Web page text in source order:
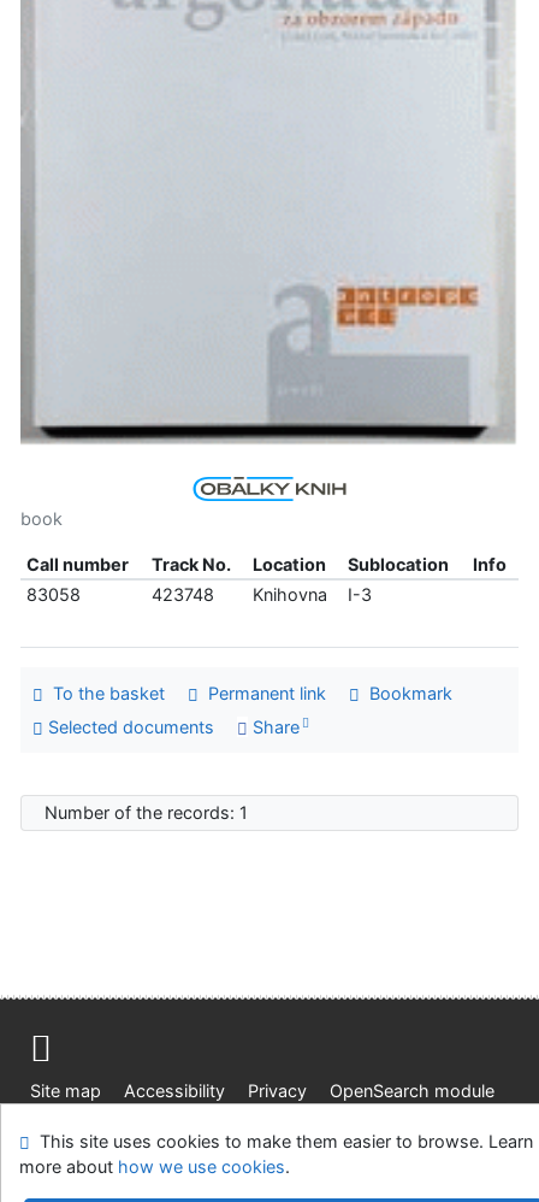
book
Call number Track No. Location Sublocation
Info
83058
423748 Knihovna I-3
To the basket Permanent link
Bookmark
Selected documents
Share
Number of the records: 1
Site map Accessibility Privacy
OpenSearch module
Univerzitní knihovna - Univerzita Hradec Králové
This site uses cookies to make them easier to browse. Learn
more about how we use cookies.